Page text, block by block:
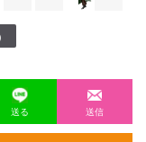
送る 送信